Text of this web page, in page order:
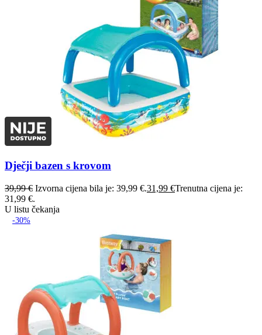
Dječji bazen s krovom
39,99€ Izvorna cijena bila je: 39,99 €.31,99 €Trenutna cijena je:
31,99 €.
U listu čekanja
-30%